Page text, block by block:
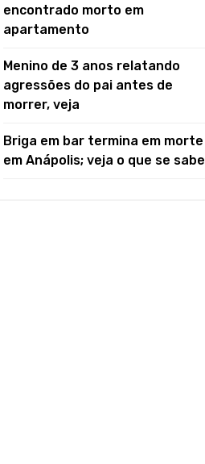
encontrado morto em
apartamento
Menino de 3 anos relatando
agressões do pai antes de
morrer, veja
Briga em bar termina em morte
em Anápolis; veja o que se sabe